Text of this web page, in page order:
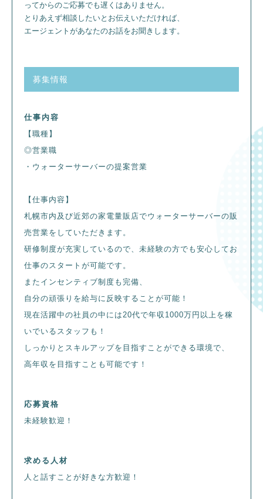
ってからのご応募でも遅くはありません。
とりあえず相談したいとお伝えいただければ、
エージェントがあなたのお話をお聞きします。
募集情報
仕事内容
【職種】
◎営業職
・ウォーターサーバーの提案営業
【仕事内容】
札幌市内及び近郊の家電量販店でウォーターサーバーの販
売営業をしていただきます。
研修制度が充実しているので、未経験の方でも安心してお
仕事のスタートが可能です。
またインセンティブ制度も完備、
自分の頑張りを給与に反映することが可能！
現在活躍中の社員の中には20代で年収1000万円以上を稼
いでいるスタッフも！
しっかりとスキルアップを目指すことができる環境で、
高年収を目指すことも可能です！
応募資格
未経験歓迎！
求める人材
人と話すことが好きな方歓迎！